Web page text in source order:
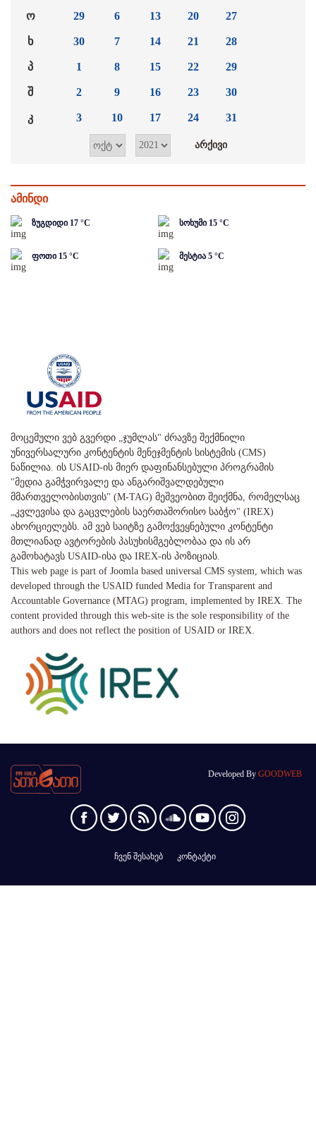
ო
ხ
პ
შ
კ
29
30
1
2
3
6
7
8
9
10
13
14
15
16
17
20
21
22
23
24
27
28
29
30
31
ამინდი
ზუგდიდი 17 °C სოხუმი 15 °C
ფოთი 15 °C მესტია 5 °C
მოცემული ვებ გვერდი „ჯუმლას" ძრავზე შექმნილი
უნივერსალური კონტენტის მენეჯმენტის სისტემის (CMS)
ნაწილია. ის USAID-ის მიერ დაფინანსებული პროგრამის
"მედია გამჭვირვალე და ანგარიშვალდებული
მმართველობისთვის" (M-TAG) მეშვეობით შეიქმნა, რომელსაც
„კვლევისა და გაცვლების საერთაშორისო საბჭო" (IREX)
ახორციელებს. ამ ვებ საიტზე გამოქვეყნებული კონტენტი
მთლიანად ავტორების პასუხისმგებლობაა და ის არ
გამოხატავს USAID-ისა და IREX-ის პოზიციას.
This web page is part of Joomla based universal CMS system, which was
developed through the USAID funded Media for Transparent and
Accountable Governance (MTAG) program, implemented by IREX. The
content provided through this web-site is the sole responsibility of the
authors and does not reflect the position of USAID or IREX.
Developed By GOODWEB
ჩვენ შესახებ კონტაქტი